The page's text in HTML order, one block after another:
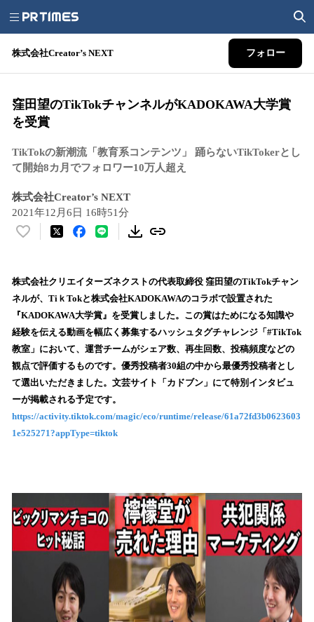
株式会社Creator’s NEXT フォロー
窪田望のTikTokチャンネルがKADOKAWA大学賞
を受賞
TikTokの新潮流「教育系コンテンツ」 踊らないTikTokerとし
て開始8カ月でフォロワー10万人超え
株式会社Creator’s NEXT
2021年12月6日 16時51分
い
！
数
を
読
み
込
み
中
で
す
株式会社クリエイターズネクストの代表取締役 窪田望のTikTokチャン
ネルが、TiｋTokと株式会社KADOKAWAのコラボで設置された
『KADOKAWA大学賞』を受賞しました。この賞はためになる知識や
経験を伝える動画を幅広く募集するハッシュタグチャレンジ「#TikTok
教室」において、運営チームがシェア数、再生回数、投稿頻度などの
観点で評価するものです。優秀投稿者30組の中から最優秀投稿者とし
て選出いただきました。文芸サイト「カドブン」にて特別インタビュ
ーが掲載される予定です。
https://activity.tiktok.com/magic/eco/runtime/release/61a72fd3b0623603
1e525271?appType=tiktok